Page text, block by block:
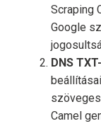
Scraping
Google
DNS
Camel